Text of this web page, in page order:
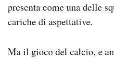
presenta come una delle
cariche di aspettative.
Ma il gioco del calcio, e